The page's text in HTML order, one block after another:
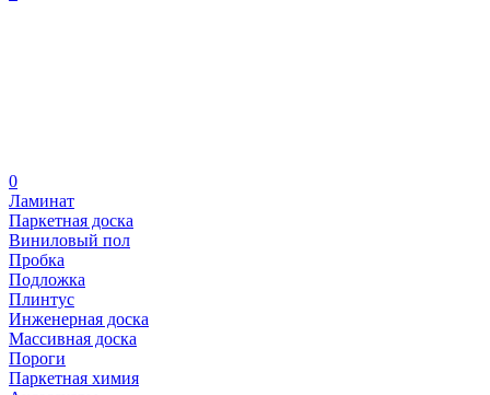
0
Ламинат
Паркетная доска
Виниловый пол
Пробка
Подложка
Плинтус
Инженерная доска
Массивная доска
Пороги
Паркетная химия